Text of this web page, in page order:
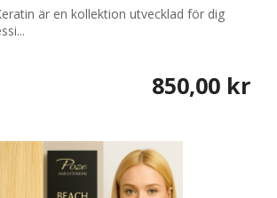
är en kollektion utvecklad för dig
850,00 kr